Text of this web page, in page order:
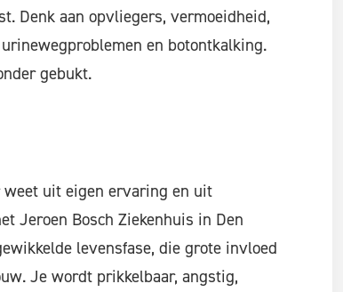
Denk aan opvliegers, vermoeidheid,
en botontkalking.
gebukt.
weet uit eigen ervaring en uit
Jeroen Bosch Ziekenhuis in Den
levensfase, die grote invloed
Je wordt prikkelbaar, angstig,